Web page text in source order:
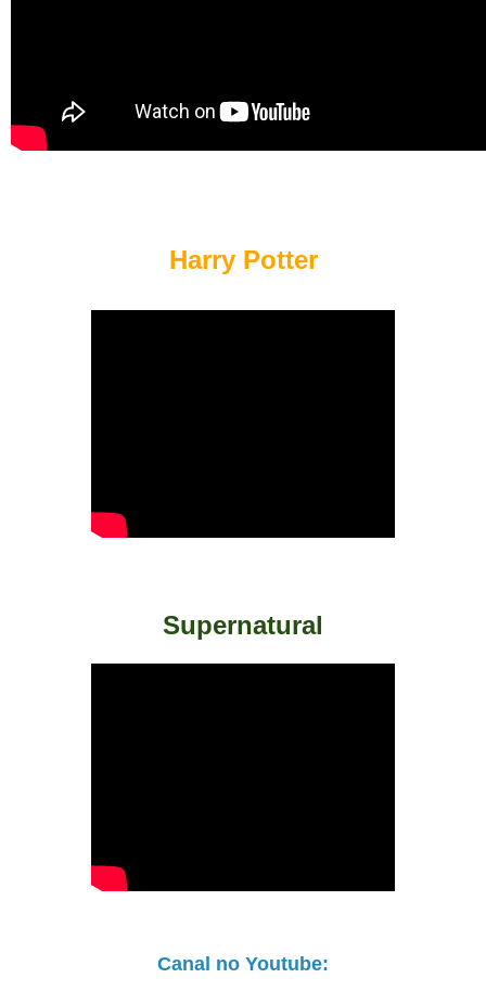
Harry Potter
Supernatural
Canal no Youtube: